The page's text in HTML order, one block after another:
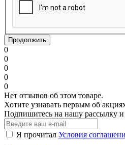
Продолжить
0
0
0
0
0
Нет отзывов об этом товаре.
Хотите узнавать первым об
Подпишитесь на нашу рассылку
Я прочитал Условия